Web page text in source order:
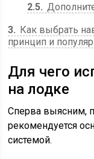
2.5
3
Как выбрать
принцип и
Для чего
на лодке
Сперва выясним,
рекомендуется
системой.